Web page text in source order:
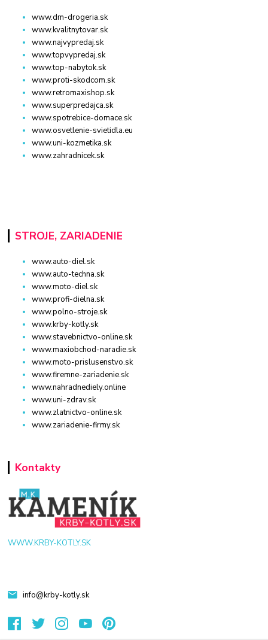
www.dm-drogeria.sk
www.kvalitnytovar.sk
www.najvypredaj.sk
www.topvypredaj.sk
www.top-nabytok.sk
www.proti-skodcom.sk
www.retromaxishop.sk
www.superpredajca.sk
www.spotrebice-domace.sk
www.osvetlenie-svietidla.eu
www.uni-kozmetika.sk
www.zahradnicek.sk
STROJE, ZARIADENIE
www.auto-diel.sk
www.auto-techna.sk
www.moto-diel.sk
www.profi-dielna.sk
www.polno-stroje.sk
www.krby-kotly.sk
www.stavebnictvo-online.sk
www.maxiobchod-naradie.sk
www.moto-prislusenstvo.sk
www.firemne-zariadenie.sk
www.nahradnediely.online
www.uni-zdrav.sk
www.zlatnictvo-online.sk
www.zariadenie-firmy.sk
Kontakty
WWW.KRBY-KOTLY.SK
info@krby-kotly.sk